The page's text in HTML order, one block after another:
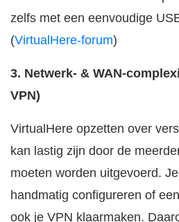
zelfs met een eenvoudige
(VirtualHere-forum)
3. Netwerk- & WAN-
VPN)
VirtualHere opzetten over
kan lastig zijn door de
moeten worden uitgevoerd.
handmatig configureren of
ook je VPN klaarmaken.